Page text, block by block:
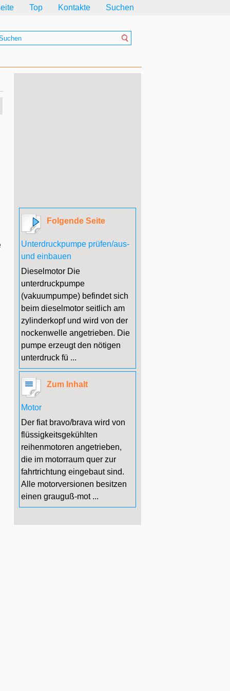
Top Kontakte Suchen
Folgende Seite
Unterdruckpumpe prüfen/aus-
und einbauen
Dieselmotor Die
unterdruckpumpe
(vakuumpumpe) befindet sich
beim dieselmotor seitlich am
zylinderkopf und wird von der
nockenwelle angetrieben. Die
pumpe erzeugt den nötigen
unterdruck fü ...
Zum Inhalt
Motor
Der fiat bravo/brava wird von
flüssigkeitsgekühlten
reihenmotoren angetrieben,
die im motorraum quer zur
fahrtrichtung eingebaut sind.
Alle motorversionen besitzen
einen grauguß-mot ...